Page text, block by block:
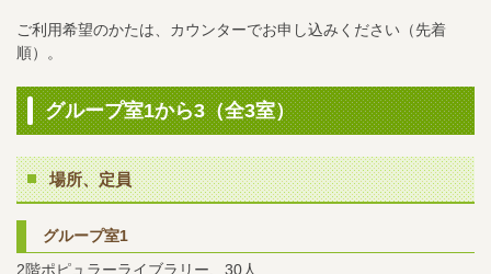
ご利用希望のかたは、カウンターでお申し込みください（先着
順）。
グループ室1から3（全3室）
場所、定員
グループ室1
2階ポピュラーライブラリー、30人